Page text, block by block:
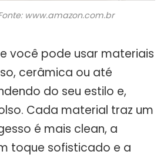
www.amazon.com.br
você pode usar materiais
cerâmica ou até
do seu estilo e,
Cada material traz um
é mais clean, a
toque sofisticado e a